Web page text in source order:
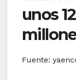
unos
Fuente: